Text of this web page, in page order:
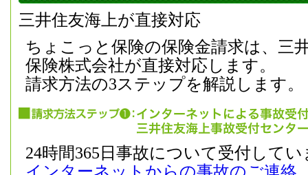
三井住友海上が直接対応
ちょこっと保険の保険金請求は、三
保険株式会社が直接対応します。
請求方法の3ステップを解説します。
24時間365日事故について受付して
インターネットからの事故のご連絡